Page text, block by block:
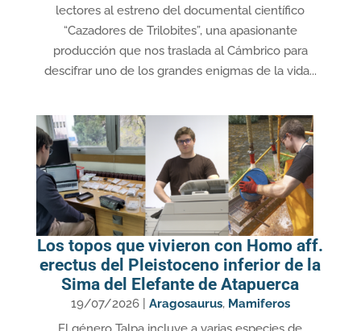
lectores al estreno del documental científico
“Cazadores de Trilobites”, una apasionante
producción que nos traslada al Cámbrico para
descifrar uno de los grandes enigmas de la vida...
Los topos que vivieron con Homo aff.
erectus del Pleistoceno inferior de la
Sima del Elefante de Atapuerca
19/07/2026| Aragosaurus, Mamiferos